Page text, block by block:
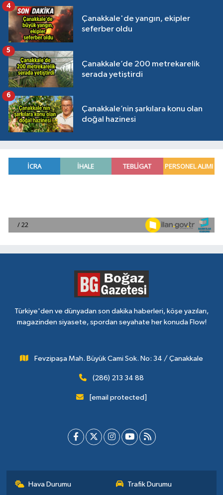
Çanakkale'de yangın, ekipler
seferber oldu
4
Çanakkale’de 200 metrekarelik
serada yetiştirdi
5
Çanakkale’nin şarkılara konu olan
doğal hazinesi
6
Türkiye'den ve dünyadan son dakika haberleri, köşe yazıları,
magazinden siyasete, spordan seyahate her konuda Flow!
Fevzipaşa Mah. Büyük Cami Sok. No: 34 / Çanakkale
(286) 213 34 88
[email protected]
Hava Durumu Trafik Durumu